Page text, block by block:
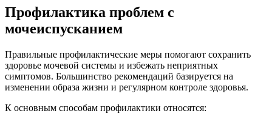
Профилактика проблем с
мочеиспусканием
Правильные профилактические меры помогают сохранить
здоровье мочевой системы и избежать неприятных
симптомов. Большинство рекомендаций базируется на
изменении образа жизни и регулярном контроле здоровья.
К основным способам профилактики относятся: